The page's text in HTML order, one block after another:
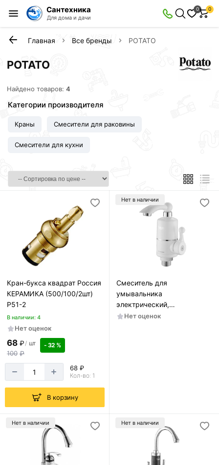
Сантехника
Для дома и дачи
0 0
Главная Все бренды РОТАТО
РОТАТО
Найдено товаров:4
Категории производителя
Краны Смесители для раковины
Смесители для кухни
Кран-букса квадрат Россия
КЕРАМИКА (500/100/2шт)
Р51-2
В наличии: 4
Нет оценок
68 ₽/ шт
100 ₽
- 32 %
68 ₽
Кол-во: 1
В корзину
Нет в наличии
Смеситель для
умывальника
электрический,
водонагревающий Potato
Нет оценок
Нет в наличии Нет в наличии